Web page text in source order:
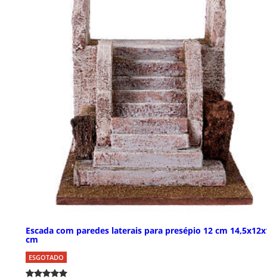
Escada com paredes laterais para presépio 12 cm
cm
ESGOTADO